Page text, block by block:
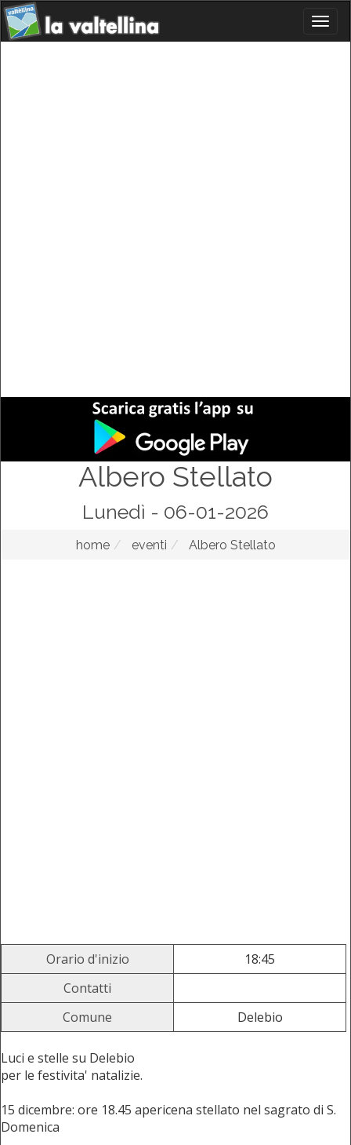
Albero Stellato
Lunedì - 06-01-2026
home eventi Albero Stellato
Orario d'inizio
18:45
Contatti
Comune
Delebio
Luci e stelle su Delebio
per le festivita' natalizie.
15 dicembre: ore 18.45 apericena stellato nel sagrato di S.
Domenica